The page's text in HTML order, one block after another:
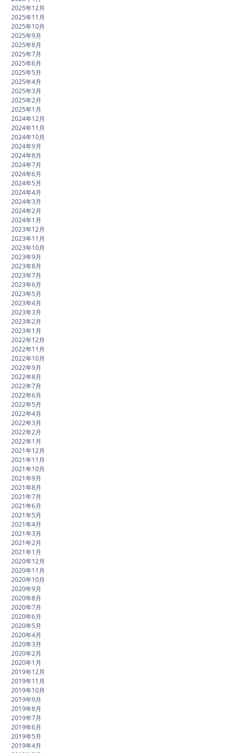
2025年12月
2025年11月
2025年10月
2025年9月
2025年8月
2025年7月
2025年6月
2025年5月
2025年4月
2025年3月
2025年2月
2025年1月
2024年12月
2024年11月
2024年10月
2024年9月
2024年8月
2024年7月
2024年6月
2024年5月
2024年4月
2024年3月
2024年2月
2024年1月
2023年12月
2023年11月
2023年10月
2023年9月
2023年8月
2023年7月
2023年6月
2023年5月
2023年4月
2023年3月
2023年2月
2023年1月
2022年12月
2022年11月
2022年10月
2022年9月
2022年8月
2022年7月
2022年6月
2022年5月
2022年4月
2022年3月
2022年2月
2022年1月
2021年12月
2021年11月
2021年10月
2021年9月
2021年8月
2021年7月
2021年6月
2021年5月
2021年4月
2021年3月
2021年2月
2021年1月
2020年12月
2020年11月
2020年10月
2020年9月
2020年8月
2020年7月
2020年6月
2020年5月
2020年4月
2020年3月
2020年2月
2020年1月
2019年12月
2019年11月
2019年10月
2019年9月
2019年8月
2019年7月
2019年6月
2019年5月
2019年4月